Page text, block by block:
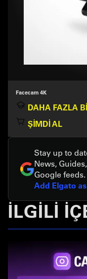
Facecam 4K
DAHA FAZLA
ŞIMDI AL
Stay up to
News,
Google feeds.
Add Elgato
İLGİLİ